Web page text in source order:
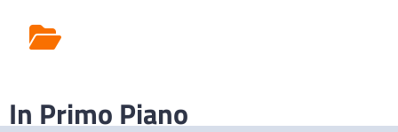
In Primo Piano